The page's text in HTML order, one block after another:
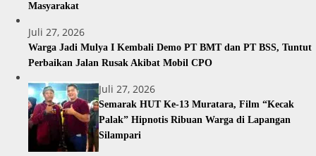
Masyarakat
Juli 27, 2026
Warga Jadi Mulya I Kembali Demo PT BMT dan PT BSS, Tuntut
Perbaikan Jalan Rusak Akibat Mobil CPO
Juli 27, 2026
Semarak HUT Ke-13 Muratara, Film “Kecak
Palak” Hipnotis Ribuan Warga di Lapangan
Silampari